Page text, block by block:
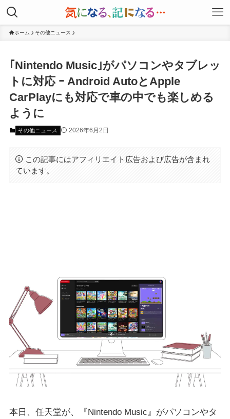
ホーム その他ニュース
｢Nintendo Music｣がパソコンやタブレッ
トに対応 ｰ Android AutoとApple
CarPlayにも対応で車の中でも楽しめる
ように
その他ニュース 2026年6月2日
この記事にはアフィリエイト広告および広告が含まれ
ています。
本日、任天堂が、『Nintendo Music』がパソコンやタ